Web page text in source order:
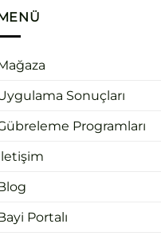
Sonuçları
Programları
Portalı